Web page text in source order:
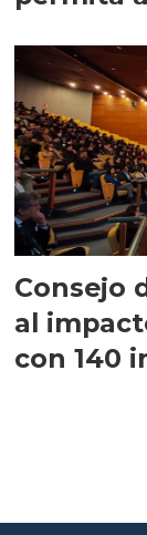
Consejo
al
con 140